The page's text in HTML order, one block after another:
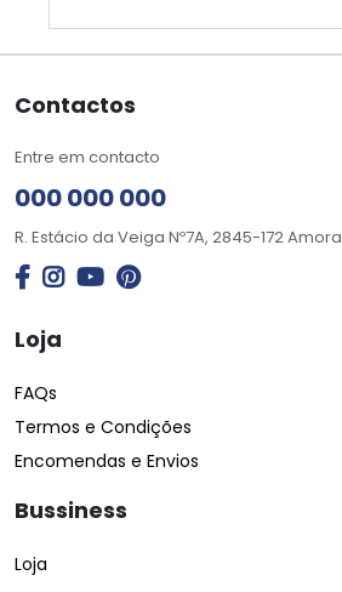
Contactos
Entre em contacto
000 000 000
R. Estácio da Veiga Nº7A, 2845-172 Amora
Loja
FAQs
Termos e Condições
Encomendas e Envios
Bussiness
Loja